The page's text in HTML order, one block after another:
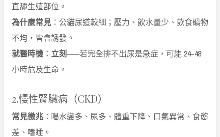
直舔生殖部位。
為什麼常見 ：公貓尿道較細；壓力、飲水量少、飲食礦物
不均，皆會誘發。
就醫時機 ： 立刻——若完全排不出尿是急症，可能 24–48
小時危及生命。
2.慢性腎臟病（CKD）
常見徵兆 ：喝水變多、尿多、體重下降、口氣異常、食慾
差、嗜睡。